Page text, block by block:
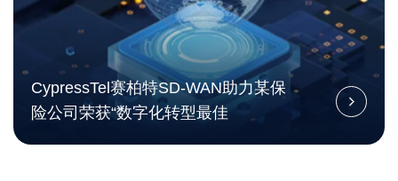
CypressTel赛柏特SD-WAN助力某保
险公司荣获“数字化转型最佳